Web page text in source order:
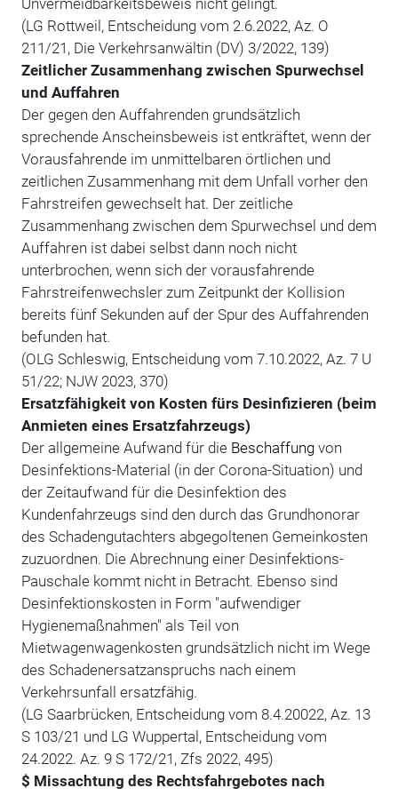
(LG Rottweil, Entscheidung vom 2.6.2022, Az. O
211/21, Die Verkehrsanwältin (DV) 3/2022, 139)
Zeitlicher Zusammenhang zwischen Spurwechsel
und Auffahren
Der gegen den Auffahrenden grundsätzlich
sprechende Anscheinsbeweis ist entkräftet, wenn der
Vorausfahrende im unmittelbaren örtlichen und
zeitlichen Zusammenhang mit dem Unfall vorher den
Fahrstreifen gewechselt hat. Der zeitliche
Zusammenhang zwischen dem Spurwechsel und dem
Auffahren ist dabei selbst dann noch nicht
unterbrochen, wenn sich der vorausfahrende
Fahrstreifenwechsler zum Zeitpunkt der Kollision
bereits fünf Sekunden auf der Spur des Auffahrenden
befunden hat.
(OLG Schleswig, Entscheidung vom 7.10.2022, Az. 7 U
51/22; NJW 2023, 370)
Ersatzfähigkeit von Kosten fürs Desinfizieren (beim
Anmieten eines Ersatzfahrzeugs)
Der allgemeine Aufwand für die Beschaffungvon
Desinfektions-Material (in der Corona-Situation) und
der Zeitaufwand für die Desinfektion des
Kundenfahrzeugs sind den durch das Grundhonorar
des Schadengutachters abgegoltenen Gemeinkosten
zuzuordnen. Die Abrechnung einer Desinfektions-
Pauschale kommt nicht in Betracht. Ebenso sind
Desinfektionskosten in Form "aufwendiger
Hygienemaßnahmen" als Teil von
Mietwagenwagenkosten grundsätzlich nicht im Wege
des Schadenersatzanspruchs nach einem
Verkehrsunfall ersatzfähig.
(LG Saarbrücken, Entscheidung vom 8.4.20022, Az. 13
S 103/21 und LG Wuppertal, Entscheidung vom
24.2022. Az. 9 S 172/21, Zfs 2022, 495)
$ Missachtung des Rechtsfahrgebotes nach